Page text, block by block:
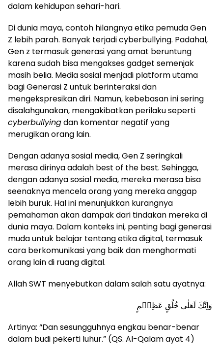
dalam kehidupan sehari-hari.
Di dunia maya, contoh hilangnya etika pemuda Gen
Z lebih parah. Banyak terjadi cyberbullying. Padahal,
Gen z termasuk generasi yang amat beruntung
karena sudah bisa mengakses gadget semenjak
masih belia. Media sosial menjadi platform utama
bagi Generasi Z untuk berinteraksi dan
mengekspresikan diri. Namun, kebebasan ini sering
disalahgunakan, mengakibatkan perilaku seperti
cyberbullyingdan komentar negatif yang
merugikan orang lain.
Dengan adanya sosial media, Gen Z seringkali
merasa dirinya adalah best of the best. Sehingga,
dengan adanya sosial media, mereka merasa bisa
seenaknya mencela orang yang mereka anggap
lebih buruk. Hal ini menunjukkan kurangnya
pemahaman akan dampak dari tindakan mereka di
dunia maya. Dalam konteks ini, penting bagi generasi
muda untuk belajar tentang etika digital, termasuk
cara berkomunikasi yang baik dan menghormati
orang lain di ruang digital.
Allah SWT menyebutkan dalam salah satu ayatnya:
وَاِنَّكَ لَعَلٰى خُلُقٍ عَظِيۡمٍ
Artinya: “Dan sesungguhnya engkau benar-benar
dalam budi pekerti luhur.” (QS. Al-Qalam ayat 4)